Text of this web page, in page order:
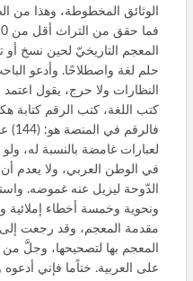
الوثائق المخطوطة، وهذا من
المعجم التاريخيّ لحين نسخ
حلم لغة واصطلاحًا. وأدعو
النظارات ولا حرج، يقول
كتب اللغة، كتب الرقم كتابة
لعبارات غامضة بالنسبة له،
في الوطن العربي، ولا يعدم أن
الدّوحة ليزيل عنه غموضه.
ونحوية وخمسة أخطاء
مقدمة المعجم، وقد رجعت إلى
المعجم بها لتصحيحها، وجلَّ
على العربية. ختاًما فإني